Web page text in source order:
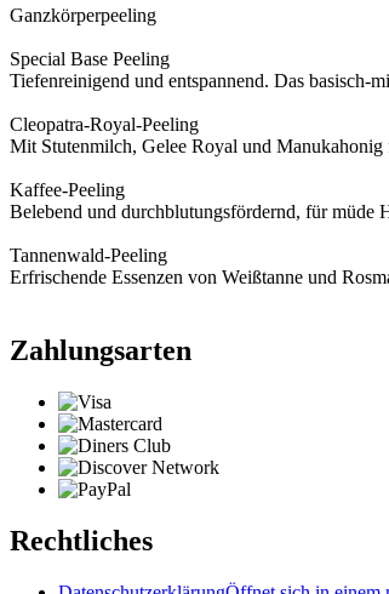
Ganzkörperpeeling
Special Base Peeling
Tiefenreinigend und entspannend. Das basisch-
Cleopatra-Royal-Peeling
Mit Stutenmilch, Gelee Royal und Manukahonig
Kaffee-Peeling
Belebend und durchblutungsfördernd, für müde
Tannenwald-Peeling
Erfrischende Essenzen von Weißtanne und
Zahlungsarten
Rechtliches